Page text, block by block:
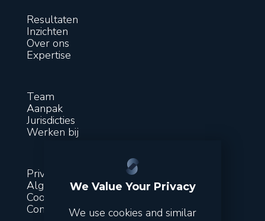
Resultaten
Inzichten
Over ons
Expertise
Team
Aanpak
Jurisdicties
Werken bij
Privacy
Algemene voorwaarden
Cookies
Contact
We Value Your Privacy
We use cookies and similar